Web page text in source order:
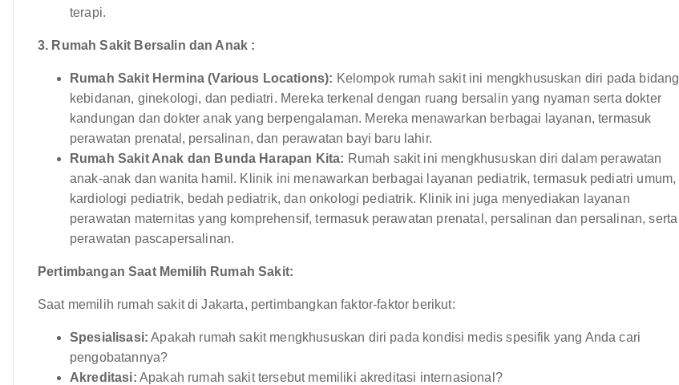
terapi.
3. Rumah Sakit Bersalin dan Anak :
Rumah Sakit Hermina (Various Locations): Kelompok rumah sakit ini mengkhususkan diri pada bidang
kebidanan, ginekologi, dan pediatri. Mereka terkenal dengan ruang bersalin yang nyaman serta dokter
kandungan dan dokter anak yang berpengalaman. Mereka menawarkan berbagai layanan, termasuk
perawatan prenatal, persalinan, dan perawatan bayi baru lahir.
Rumah Sakit Anak dan Bunda Harapan Kita: Rumah sakit ini mengkhususkan diri dalam perawatan
anak-anak dan wanita hamil. Klinik ini menawarkan berbagai layanan pediatrik, termasuk pediatri umum,
kardiologi pediatrik, bedah pediatrik, dan onkologi pediatrik. Klinik ini juga menyediakan layanan
perawatan maternitas yang komprehensif, termasuk perawatan prenatal, persalinan dan persalinan, serta
perawatan pascapersalinan.
Pertimbangan Saat Memilih Rumah Sakit:
Saat memilih rumah sakit di Jakarta, pertimbangkan faktor-faktor berikut:
Spesialisasi: Apakah rumah sakit mengkhususkan diri pada kondisi medis spesifik yang Anda cari
pengobatannya?
Akreditasi: Apakah rumah sakit tersebut memiliki akreditasi internasional?